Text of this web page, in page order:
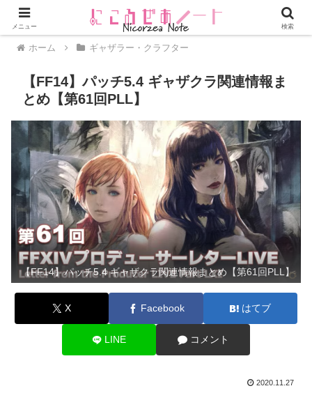
ホーム ギャザラー・クラフター
【FF14】パッチ5.4 ギャザクラ関連情報ま
とめ【第61回PLL】
【FF14】パッチ5.4 ギャザクラ関連情報まとめ【第61回PLL】
X Facebook はてブ
LINE コメント
2020.11.27
メニュー 検索